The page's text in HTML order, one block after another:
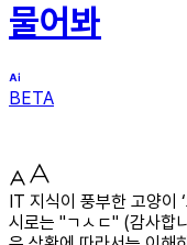
물어봐
BETA
IT 지식이 풍부한 고양이
시로는 "ㄱㅅㄷ" (감사합